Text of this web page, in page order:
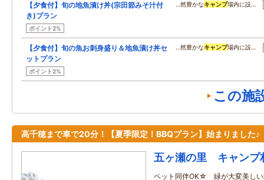
【夕食付】旬の地魚漬け丼(宗田節みそ汁付
き)プラン
ポイント2%
…然豊かなキャンプ場内に設…
【夕食付】旬の魚お刺身盛り＆地魚漬け丼セ
ットプラン
ポイント2%
…然豊かなキャンプ場内に設…
この施
高千穂まで車で20分！【夏季限定！BBQプラン】始まりました♪
五ヶ瀬の里 キャンプ
ペット同伴OK☆ 緑が大変美しい